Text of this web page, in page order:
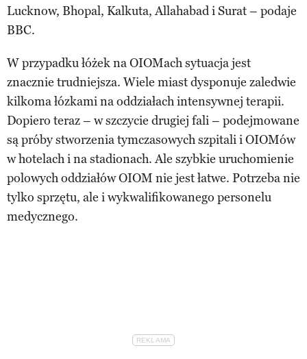
Lucknow, Bhopal, Kalkuta, Allahabad i Surat – podaje
BBC.
W przypadku łóżek na OIOMach sytuacja jest
znacznie trudniejsza. Wiele miast dysponuje zaledwie
kilkoma łózkami na oddziałach intensywnej terapii.
Dopiero teraz – w szczycie drugiej fali – podejmowane
są próby stworzenia tymczasowych szpitali i OIOMów
w hotelach i na stadionach. Ale szybkie uruchomienie
polowych oddziałów OIOM nie jest łatwe. Potrzeba nie
tylko sprzętu, ale i wykwalifikowanego personelu
medycznego.